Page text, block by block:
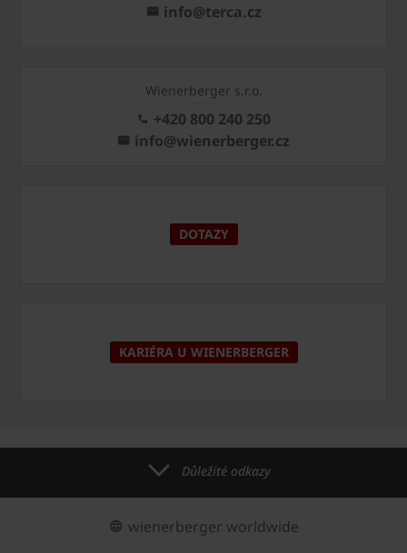
info@terca.cz
Wienerberger s.r.o.
+420 800 240 250
info@wienerberger.cz
DOTAZY
KARIÉRA U WIENERBERGER
Důležité odkazy
wienerberger worldwide